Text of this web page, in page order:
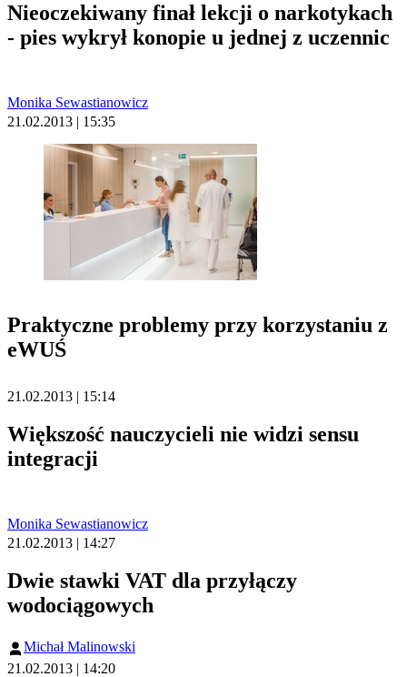
Nieoczekiwany finał lekcji o narkotykach
- pies wykrył konopie u jednej z uczennic
Monika Sewastianowicz
21.02.2013 | 15:35
Praktyczne problemy przy korzystaniu z
eWUŚ
21.02.2013 | 15:14
Większość nauczycieli nie widzi sensu
integracji
Monika Sewastianowicz
21.02.2013 | 14:27
Dwie stawki VAT dla przyłączy
wodociągowych
Michał Malinowski
21.02.2013 | 14:20